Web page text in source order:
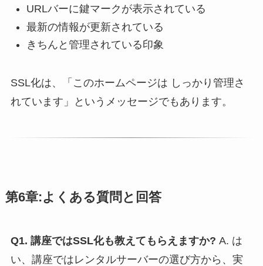
URLバーに鍵マークが表示されている
最新の情報が更新されている
きちんと管理されている印象
SSL化は、「このホームページは しっかり管理さ
れています」というメッセージでもあります。
第6章:よくある質問と回答
Q1. 講座ではSSL化も教えてもらえますか? A. は
い、講座ではレンタルサーバーの選び方から、実